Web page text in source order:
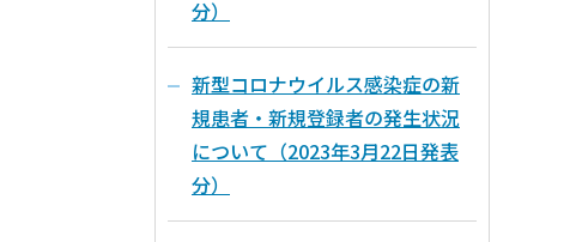
分）
新型コロナウイルス感染症の新
規患者・新規登録者の発生状況
について（2023年3月22日発表
分）